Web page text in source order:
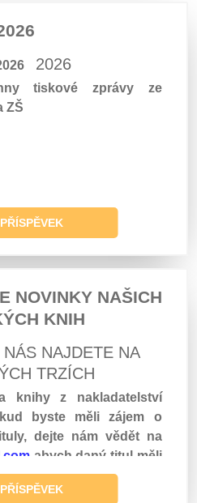
2026
tiskové zprávy ze
ZŠ
NOVINKY NAŠICH
KNIH
NÁS NAJDETE NA
TRZÍCH
knihy z nakladatelství
byste měli zájem o
dejte nám vědět na
abych daný titul měli
hlavní nabídkou jsou
charakter vašich